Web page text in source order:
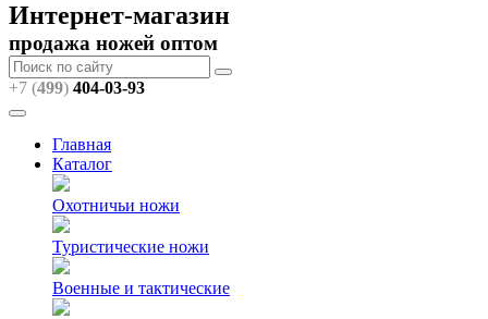
Интернет-магазин
продажа ножей оптом
+7 (499) 404-03-93
Главная
Каталог
Охотничьи ножи
Туристические ножи
Военные и тактические